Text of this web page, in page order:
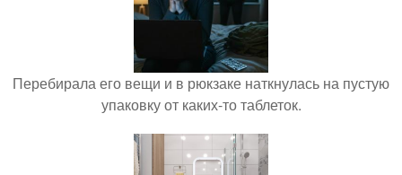
Перебирала его вещи и в рюкзаке наткнулась на пустую
упаковку от каких-то таблеток.